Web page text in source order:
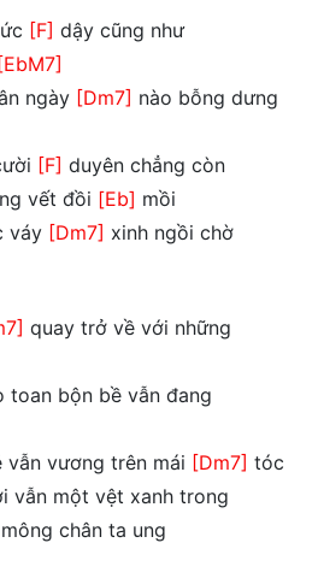
[F] dậy cũng như
[EbM7]
ngày [Dm7] nào bỗng dưng
[F] duyên chẳng còn
vết đồi [Eb] mồi
váy [Dm7] xinh ngồi chờ
quay trở về với những
toan bộn bề vẫn đang
vẫn vương trên mái [Dm7] tóc
vẫn một vệt xanh trong
mông chân ta ung